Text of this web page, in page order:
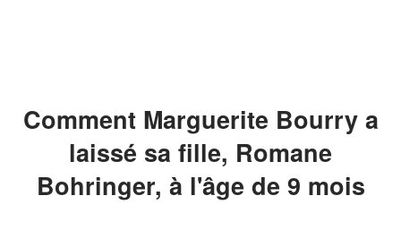
Comment Marguerite Bourry a
laissé sa fille, Romane
Bohringer, à l'âge de 9 mois